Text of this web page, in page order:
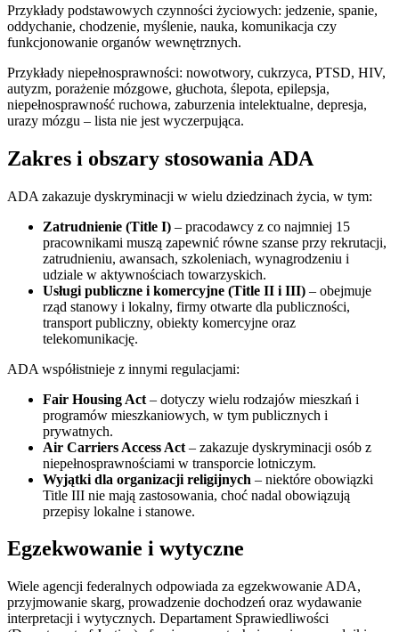
Przykłady podstawowych czynności życiowych: jedzenie, spanie,
oddychanie, chodzenie, myślenie, nauka, komunikacja czy
funkcjonowanie organów wewnętrznych.
Przykłady niepełnosprawności: nowotwory, cukrzyca, PTSD, HIV,
autyzm, porażenie mózgowe, głuchota, ślepota, epilepsja,
niepełnosprawność ruchowa, zaburzenia intelektualne, depresja,
urazy mózgu – lista nie jest wyczerpująca.
Zakres i obszary stosowania ADA
ADA zakazuje dyskryminacji w wielu dziedzinach życia, w tym:
Zatrudnienie (Title I) – pracodawcy z co najmniej 15
pracownikami muszą zapewnić równe szanse przy rekrutacji,
zatrudnieniu, awansach, szkoleniach, wynagrodzeniu i
udziale w aktywnościach towarzyskich.
Usługi publiczne i komercyjne (Title II i III) – obejmuje
rząd stanowy i lokalny, firmy otwarte dla publiczności,
transport publiczny, obiekty komercyjne oraz
telekomunikację.
ADA współistnieje z innymi regulacjami:
Fair Housing Act – dotyczy wielu rodzajów mieszkań i
programów mieszkaniowych, w tym publicznych i
prywatnych.
Air Carriers Access Act – zakazuje dyskryminacji osób z
niepełnosprawnościami w transporcie lotniczym.
Wyjątki dla organizacji religijnych – niektóre obowiązki
Title III nie mają zastosowania, choć nadal obowiązują
przepisy lokalne i stanowe.
Egzekwowanie i wytyczne
Wiele agencji federalnych odpowiada za egzekwowanie ADA,
przyjmowanie skarg, prowadzenie dochodzeń oraz wydawanie
interpretacji i wytycznych. Departament Sprawiedliwości